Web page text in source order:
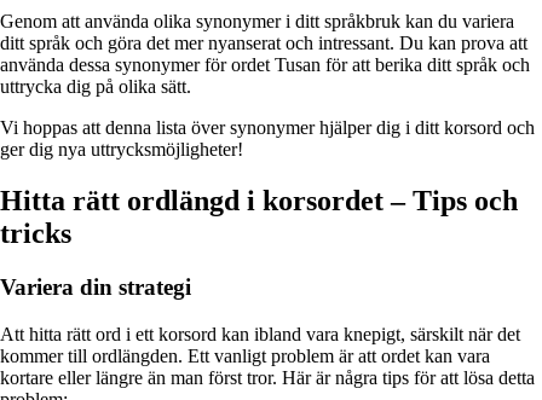
Genom att använda olika synonymer i ditt språkbruk kan du variera
ditt språk och göra det mer nyanserat och intressant. Du kan prova att
använda dessa synonymer för ordet Tusan för att berika ditt språk och
uttrycka dig på olika sätt.
Vi hoppas att denna lista över synonymer hjälper dig i ditt korsord och
ger dig nya uttrycksmöjligheter!
Hitta rätt ordlängd i korsordet – Tips och
tricks
Variera din strategi
Att hitta rätt ord i ett korsord kan ibland vara knepigt, särskilt när det
kommer till ordlängden. Ett vanligt problem är att ordet kan vara
kortare eller längre än man först tror. Här är några tips för att lösa detta